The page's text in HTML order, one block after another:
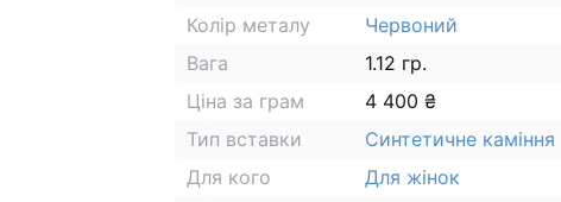
Колір металу
Червоний
Вага
1.12 гр.
Ціна за грам
4 400 ₴
Тип вставки
Синтетичне каміння
Для кого
Для жінок